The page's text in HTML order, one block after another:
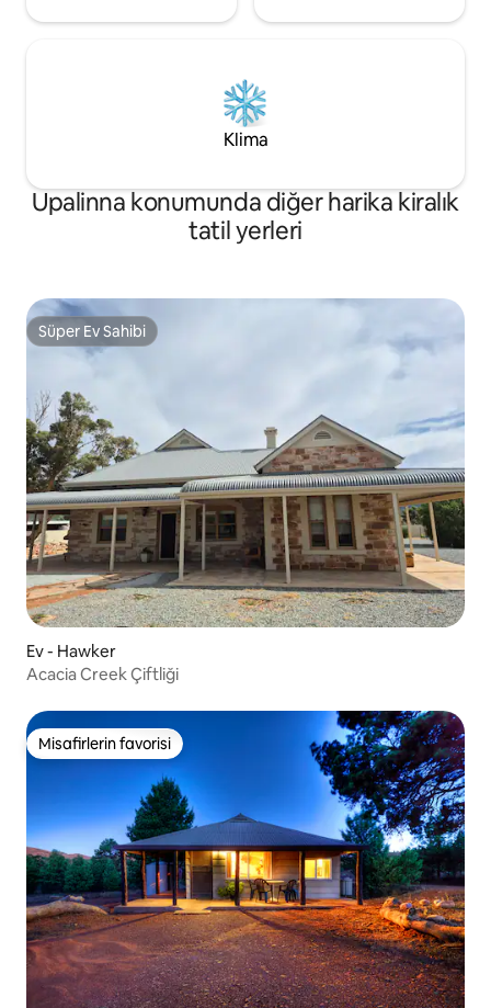
Klima
Upalinna konumunda diğer harika kiralık
tatil yerleri
Süper Ev Sahibi
Süper Ev Sahibi
Ev - Hawker
Acacia Creek Çiftliği
Misafirlerin favorisi
Misafirlerin favorisi